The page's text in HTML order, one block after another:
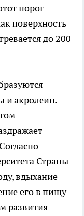
порог
поверхность
до 200
и акролеин.
Страны
вдыхание
его в пищу
развития